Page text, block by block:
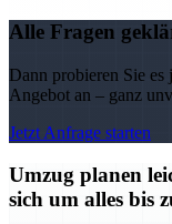
Alle Fragen
Dann probieren Sie
Angebot an – ganz
Jetzt Anfrage starten
Umzug planen
sich um alles bis